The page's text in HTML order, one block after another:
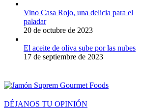
Vino Casa Rojo, una delicia para el
paladar
20 de octubre de 2023
El aceite de oliva sube por las nubes
17 de septiembre de 2023
DÉJANOS TU OPINIÓN